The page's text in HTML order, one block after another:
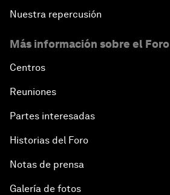
Nuestra repercusión
Más información sobre el Foro
Centros
Reuniones
Partes interesadas
Historias del Foro
Notas de prensa
Galería de fotos